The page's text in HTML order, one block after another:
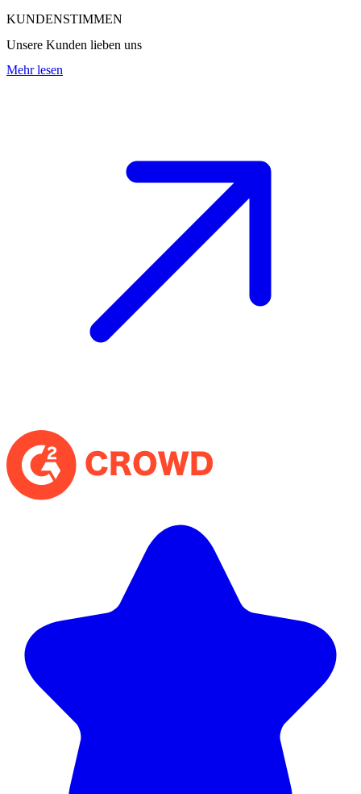
KUNDENSTIMMEN
Unsere Kunden lieben uns
Mehr lesen